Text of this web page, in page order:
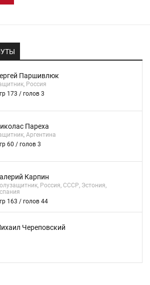
Паршивлюк
Россия
173 / голов 3
Пареха
Аргентина
60 / голов 3
Карпин
Россия, СССР, Эстония,
163 / голов 44
Череповский